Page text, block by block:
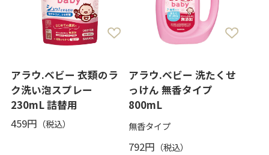
アラウ.ベビー 衣類のラ
ク洗い泡スプレー
230mL 詰替用
459円
アラウ.ベビー 洗たくせ
っけん 無香タイプ
800mL
無香タイプ
792円